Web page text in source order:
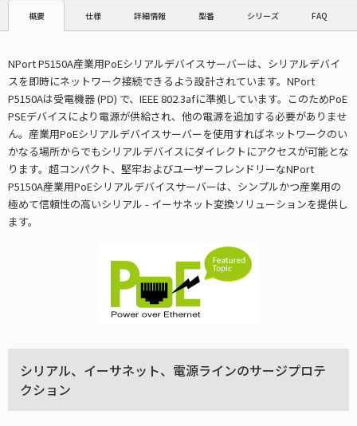
概要 仕様 詳細情報 型番 シリーズ FAQ
NPort P5150A産業用PoEシリアルデバイスサーバーは、シリアルデバイ
スを即時にネットワーク接続できるよう設計されています。NPort
P5150Aは受電機器 (PD) で、IEEE 802.3afに準拠しています。このためPoE
PSEデバイスにより電源が供給され、他の電源を追加する必要がありませ
ん。産業用PoEシリアルデバイスサーバーを使用すればネットワークのい
かなる場所からでもシリアルデバイスにダイレクトにアクセスが可能とな
ります。超コンパクト、堅牢およびユーザーフレンドリーなNPort
P5150A産業用PoEシリアルデバイスサーバーは、シンプルかつ産業用の
極めて信頼性の高いシリアル - イーサネット変換ソリューションを提供し
ます。
シリアル、イーサネット、電源ラインのサージプロテ
クション